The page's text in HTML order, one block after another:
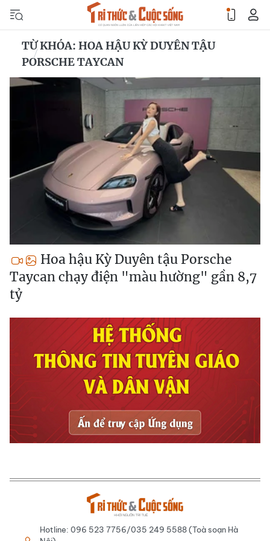
TỪ KHÓA: HOA HẬU KỲ DUYÊN TẬU
PORSCHE TAYCAN
Hoa hậu Kỳ Duyên tậu Porsche
Taycan chạy điện "màu hường" gần 8,7
tỷ
Hotline: 096 523 7756/035 249 5588 (Toà soạn Hà